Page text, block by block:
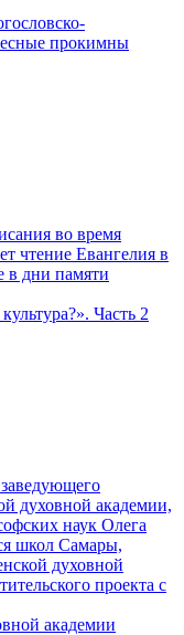
прокимны
во время
чтение Евангелия в
в дни памяти
Часть 2
духовной академии,
наук Олега
школ Самары,
духовной
проекта с
академии